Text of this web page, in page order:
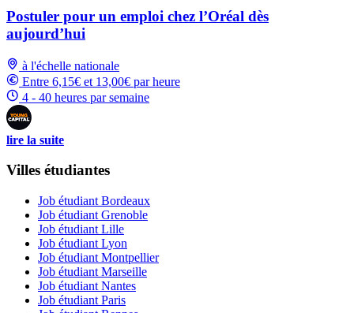
Postuler pour un emploi chez l’Oréal dès
aujourd’hui
à l'échelle nationale
Entre 6,15€ et 13,00€ par heure
4 - 40 heures par semaine
lire la suite
Villes étudiantes
Job étudiant Bordeaux
Job étudiant Grenoble
Job étudiant Lille
Job étudiant Lyon
Job étudiant Montpellier
Job étudiant Marseille
Job étudiant Nantes
Job étudiant Paris